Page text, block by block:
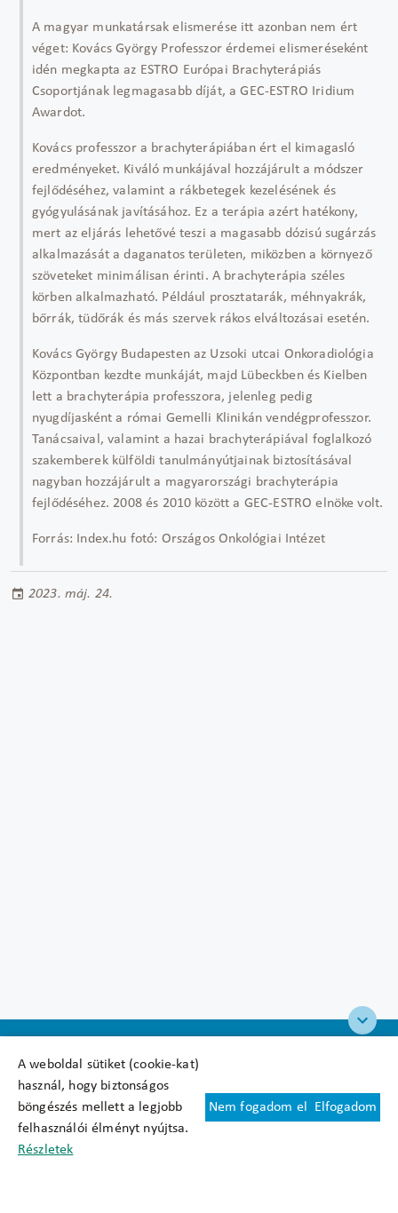
A weboldal sütiket (cookie-kat)
használ, hogy biztonságos
böngészés mellett a legjobb
felhasználói élményt nyújtsa.
Részletek
Nem fogadom el Elfogadom
A magyar munkatársak elismerése itt azonban nem ért
véget: Kovács György Professzor érdemei elismeréseként
idén megkapta az ESTRO Európai Brachyterápiás
Csoportjának legmagasabb díját, a GEC-ESTRO Iridium
Awardot.
Kovács professzor a brachyterápiában ért el kimagasló
eredményeket. Kiváló munkájával hozzájárult a módszer
fejlődéséhez, valamint a rákbetegek kezelésének és
gyógyulásának javításához. Ez a terápia azért hatékony,
mert az eljárás lehetővé teszi a magasabb dózisú sugárzás
alkalmazását a daganatos területen, miközben a környező
szöveteket minimálisan érinti. A brachyterápia széles
körben alkalmazható. Például prosztatarák, méhnyakrák,
bőrrák, tüdőrák és más szervek rákos elváltozásai esetén.
Kovács György Budapesten az Uzsoki utcai Onkoradiológia
Központban kezdte munkáját, majd Lübeckben és Kielben
lett a brachyterápia professzora, jelenleg pedig
nyugdíjasként a római Gemelli Klinikán vendégprofesszor.
Tanácsaival, valamint a hazai brachyterápiával foglalkozó
szakemberek külföldi tanulmányútjainak biztosításával
nagyban hozzájárult a magyarországi brachyterápia
fejlődéséhez. 2008 és 2010 között a GEC-ESTRO elnöke volt.
Forrás: Index.hu fotó: Országos Onkológiai Intézet
2023. máj. 24.
Felhasználási feltételek